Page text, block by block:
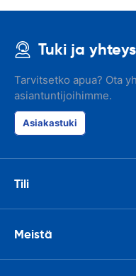
Tuki ja
Tarvitsetko apua? Ota
asiantuntijoihimme.
Asiakastuki
Tili
Meistä